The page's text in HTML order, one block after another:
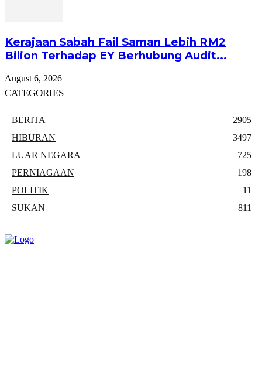
Kerajaan Sabah Fail Saman Lebih RM2
Bilion Terhadap EY Berhubung Audit...
August 6, 2026
CATEGORIES
BERITA
2905
HIBURAN
3497
LUAR NEGARA
725
PERNIAGAAN
198
POLITIK
11
SUKAN
811